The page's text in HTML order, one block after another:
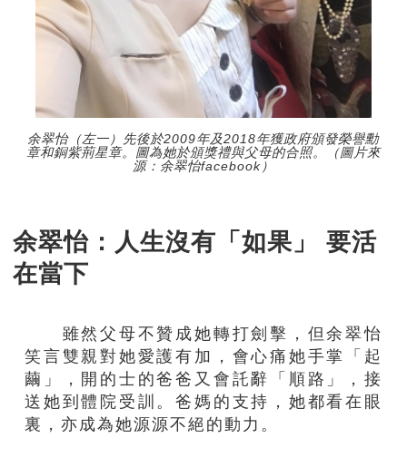
余翠怡（左一）先後於2009年及2018年獲政府頒發榮譽勳
章和銅紫荊星章。圖為她於頒獎禮與父母的合照。（圖片來
源：余翠怡facebook）
余翠怡：人生沒有「如果」 要活
在當下
雖然父母不贊成她轉打劍擊，但余翠怡
笑言雙親對她愛護有加，會心痛她手掌「起
繭」，開的士的爸爸又會託辭「順路」，接
送她到體院受訓。爸媽的支持，她都看在眼
裏，亦成為她源源不絕的動力。